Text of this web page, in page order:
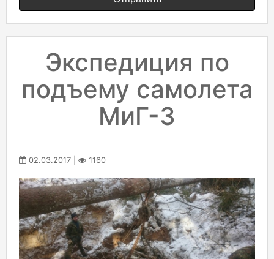
Экспедиция по
подъему самолета
МиГ-3
02.03.2017 | 1160